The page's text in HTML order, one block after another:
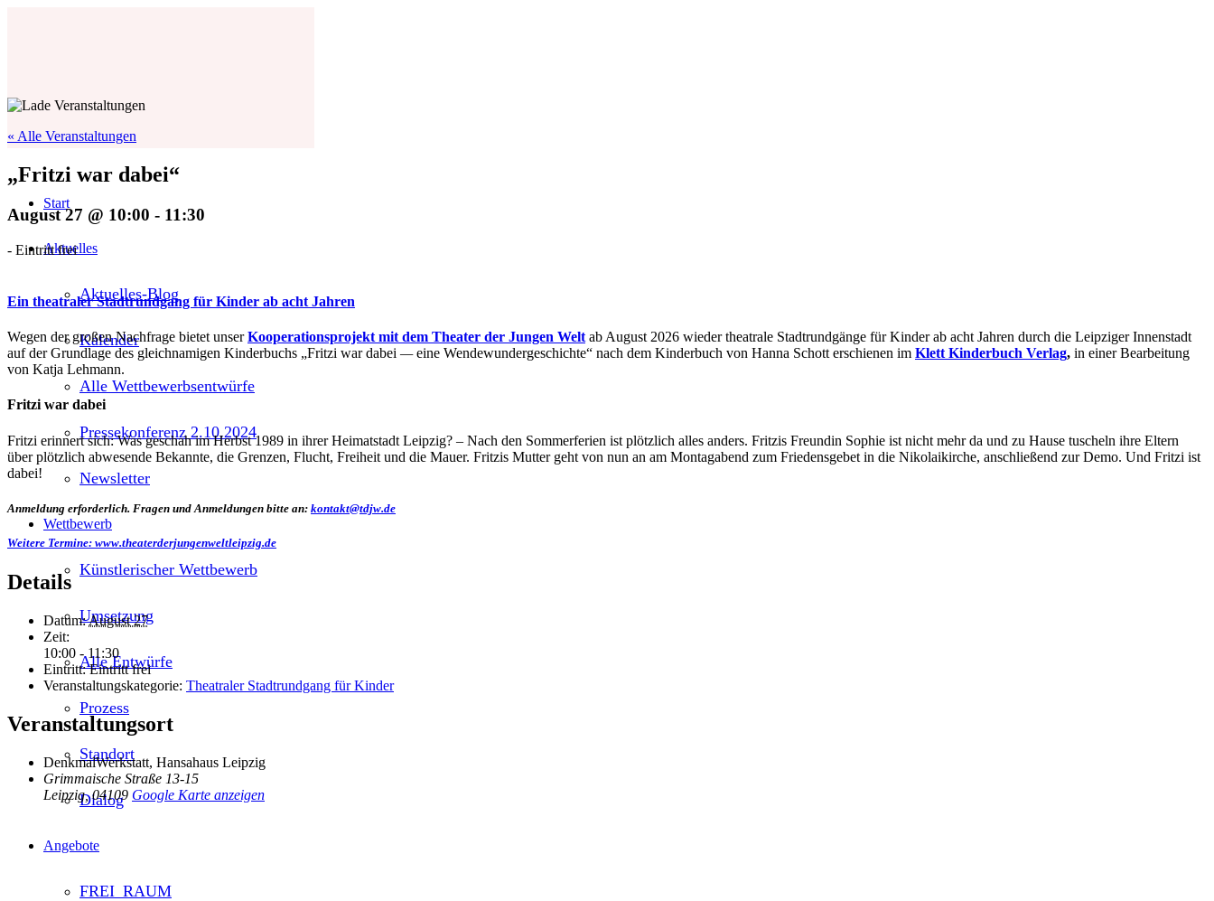
Start
Aktuelles
Aktuelles-Blog
Kalender
Alle Wettbewerbsentwürfe
Pressekonferenz 2.10.2024
Newsletter
Wettbewerb
Künstlerischer Wettbewerb
Umsetzung
Alle Entwürfe
Prozess
Standort
Dialog
Angebote
FREI_RAUM
« Alle Veranstaltungen
„Fritzi war dabei“
August 27 @ 10:00 - 11:30
- Eintritt frei
Ein theatraler Stadtrundgang für Kinder ab acht Jahren
Wegen der großen Nachfrage bietet unserKooperationsprojekt mit dem Theater der Jungen Welt ab August 2026 wieder theatrale Stadtrundgänge für Kinder ab acht Jahren durch die Leipziger Innenstadt
auf der Grundlage des gleichnamigen Kinderbuchs „Fritzi war dabei —eine Wendewundergeschichte“ nach dem Kinderbuch von Hanna Schott erschienen im Klett Kinderbuch Verlag, in einer Bearbeitung
von Katja Lehmann.
Fritzi war dabei
Fritzi erinnert sich: Was geschah im Herbst 1989 in ihrer Heimatstadt Leipzig? – Nach den Sommerferien ist plötzlich alles anders. Fritzis Freundin Sophie ist nicht mehr da und zu Hause tuscheln ihre Eltern
über plötzlich abwesende Bekannte, die Grenzen, Flucht, Freiheit und die Mauer. Fritzis Mutter geht von nun an am Montagabend zum Friedensgebet in die Nikolaikirche, anschließend zur Demo. Und Fritzi ist
dabei!
Anmeldung erforderlich. Fragen und Anmeldungen bitte an: kontakt@tdjw.de
Weitere Termine: www.theaterderjungenweltleipzig.de
Details
Datum:August 27
Zeit:
10:00 - 11:30
Eintritt: Eintritt frei
Veranstaltungskategorie: Theatraler Stadtrundgang für Kinder
Veranstaltungsort
DenkmalWerkstatt, Hansahaus Leipzig
Grimmaische Straße 13-15
Leipzig, 04109 Google Karte anzeigen